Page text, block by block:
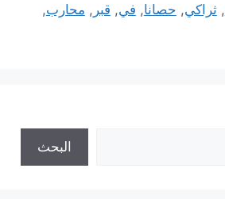
,ثراكي, حصانا, في, قبر , محارب,
البحث